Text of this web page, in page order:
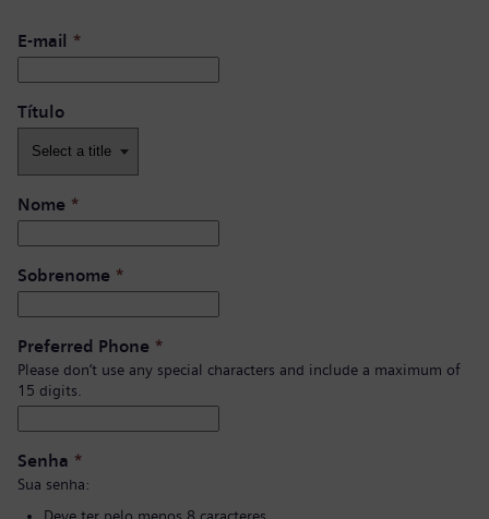
E-mail *
Título
Nome *
Sobrenome *
Preferred Phone *
Please don’t use any special characters and include a maximum of
15 digits.
Senha *
Sua senha: